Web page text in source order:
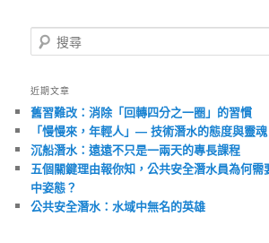
搜
尋
近期文章
舊習難改：消除「回轉四分之一圈」的習慣
「慢慢來，年輕人」— 技術潛水的態度與靈魂
沉船潛水：遠遠不只是一兩天的專長課程
五個關鍵理由報你知，公共安全潛水員為何需
中姿態？
公共安全潛水：水域中無名的英雄